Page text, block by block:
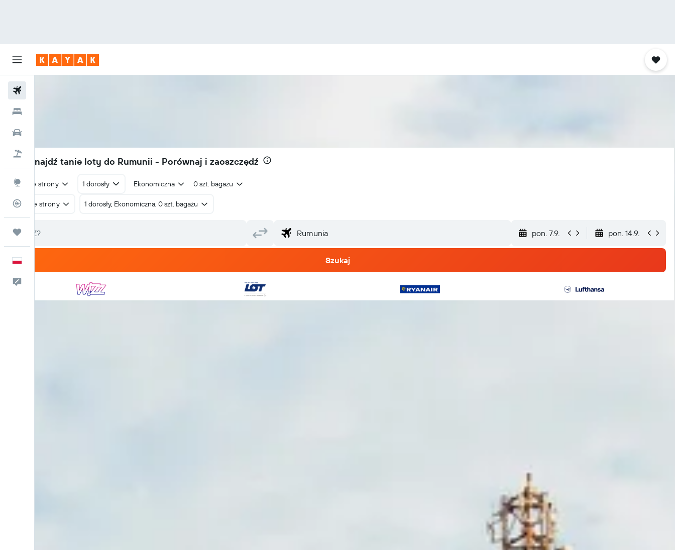
Explore
Status lotu
Trips
71 zł Znajdź tanie loty do Rumunii - Porównaj i zaoszczędź
W obie strony 1 dorosły Ekonomiczna 0 szt. bagażu
W obie strony 1 dorosły, Ekonomiczna, 0 szt. bagażu
pon. 7.9. pon. 14.9.
Szukaj